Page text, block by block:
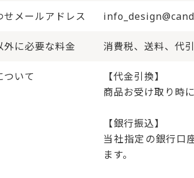
せメールアドレス
外に必要な料金 消費税、送料、代
ついて
【代金引換】
商品お受け取り時
【銀行振込】
当社指定の銀行口
ます。